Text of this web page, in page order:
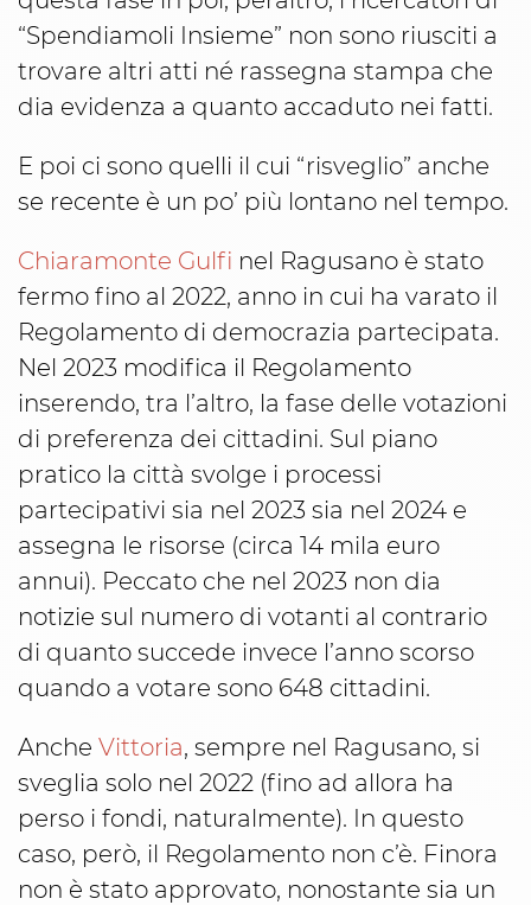
“Spendiamoli Insieme” non sono riusciti a
trovare altri atti né rassegna stampa che
dia evidenza a quanto accaduto nei fatti.
E poi ci sono quelli il cui “risveglio” anche
se recente è un po’ più lontano nel tempo.
Chiaramonte Gulfi nel Ragusano è stato
fermo fino al 2022, anno in cui ha varato il
Regolamento di democrazia partecipata.
Nel 2023 modifica il Regolamento
inserendo, tra l’altro, la fase delle votazioni
di preferenza dei cittadini. Sul piano
pratico la città svolge i processi
partecipativi sia nel 2023 sia nel 2024 e
assegna le risorse (circa 14 mila euro
annui). Peccato che nel 2023 non dia
notizie sul numero di votanti al contrario
di quanto succede invece l’anno scorso
quando a votare sono 648 cittadini.
Anche Vittoria, sempre nel Ragusano, si
sveglia solo nel 2022 (fino ad allora ha
perso i fondi, naturalmente). In questo
caso, però, il Regolamento non c’è. Finora
non è stato approvato, nonostante sia un